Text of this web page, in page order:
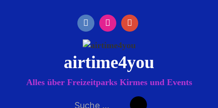
airtime4you
Alles über Freizeitparks Kirmes und Events
Suche